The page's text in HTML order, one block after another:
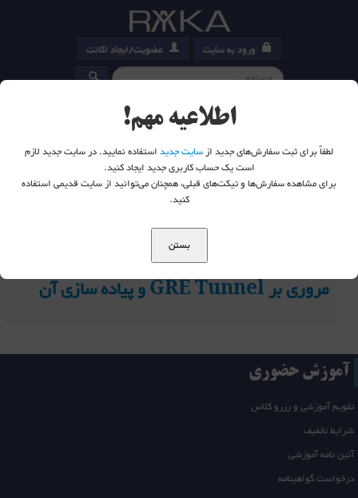
ورود به سایت عضویت/ایجاد اکانت
کارت خرید
شما اینجا هستید:خانه تگ ها tunnel mode - رایکا امپرا
مروری بر GRE Tunnel و پیاده سازی آن
آموزش حضوری
تقویم آموزشی و رزرو کلاس
شرایط تخفیف
آئین نامه آموزشی
درخواست گواهینامه
اطلاعیه مهم!
لطفاً برای ثبت سفارش‌های جدید ازسایت جدیداستفاده نمایید. در سایت جدید لازم
است یک حساب کاربری جدید ایجاد کنید.
برای مشاهده سفارش‌ها و تیکت‌های قبلی، همچنان می‌توانید از سایت قدیمی استفاده
کنید.
بستن